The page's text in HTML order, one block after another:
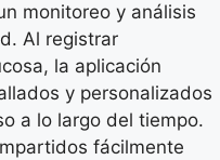
monitoreo y análisis
Al registrar
la aplicación
y personalizados
a lo largo del tiempo.
fácilmente